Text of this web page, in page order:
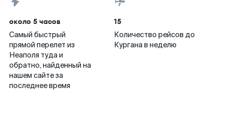
около 5 часов
Самый быстрый
прямой перелет из
Неаполя туда и
обратно, найденный на
нашем сайте за
последнее время
15
Количество рейсов до
Кургана в неделю